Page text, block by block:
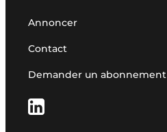
Annoncer
Contact
Demander un abonnement